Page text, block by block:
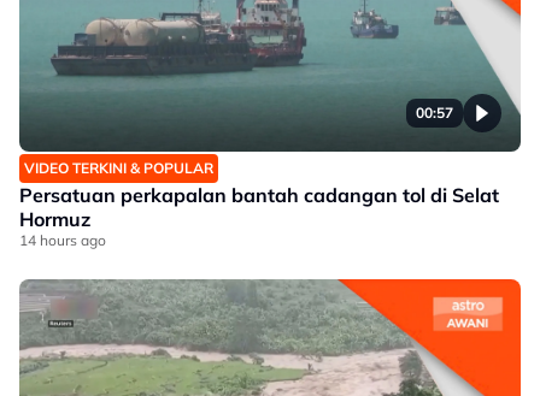
00:57
VIDEO TERKINI & POPULAR
Persatuan perkapalan bantah cadangan tol di Selat
Hormuz
14 hours ago